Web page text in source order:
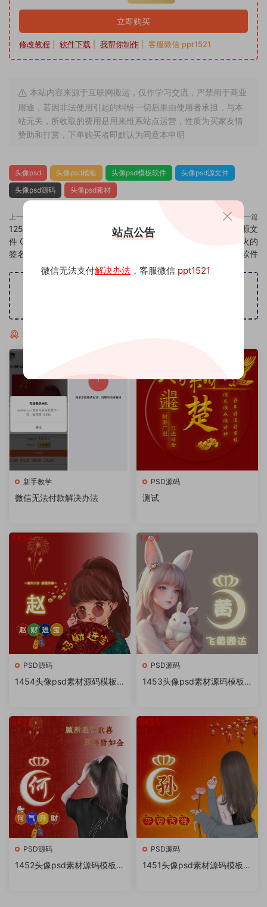
立即购买
修改教程 软件下载 我帮你制作 | 客服微信 ppt1521
本站内容来源于互联网搬运，仅作学习交流，严禁用于商业
用途，若因非法使用引起的纠纷一切后果由使用者承担，与本
站无关，所收取的费用是用来维系站点运营，性质为买家友情
赞助和打赏，下单购买者即默认为同意本申明
头像psd 头像psd模板 头像psd模板软件
头像psd源文件
头像psd源码
头像psd素材
上一篇
1251头像psd素材源码模板源文
件 QQ微信抖音快手小红书很火的
签名百家姓氏头像制作教程软件
下一篇
1253头像psd素材源码模板源文
件 QQ微信抖音快手小红书很火的
签名百家姓氏头像制作教程软件
猜你喜欢
新手教学
微信无法付款解决办法
PSD源码
测试
PSD源码
1454头像psd素材源码模板
作教程软件
PSD源码
1453头像psd素材源码模板
作教程软件
PSD源码
1452头像psd素材源码模板源
PSD源码
1451头像psd素材源码模板源
站点公告
微信无法支付解决办法 ，客服微信 ppt1521